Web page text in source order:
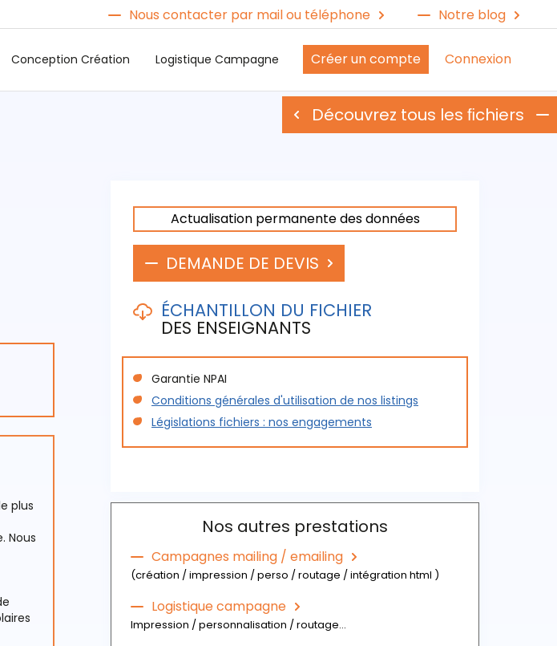
Nous contacter par mail ou téléphone Notre blog
Conception Création Logistique Campagne Créer un compte Connexion
Découvrez tous les ﬁchiers
plus
Nous
Actualisation permanente des données
DEMANDE DE DEVIS
ÉCHANTILLON DU FICHIER
DES ENSEIGNANTS
Aperçu du contenu du fichier proposé
Télécharger l'échantillon du fichier des
enseignants
Garantie NPAI
Conditions générales d'utilisation de nos listings
Législations fichiers : nos engagements
Nos autres prestations
Campagnes mailing / emailing
(création / impression / perso / routage / intégration html )
Logistique campagne
Impression / personnalisation / routage...